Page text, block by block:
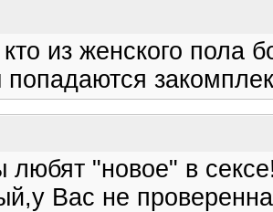
из женского пола
попадаются
"новое" в
Вас не